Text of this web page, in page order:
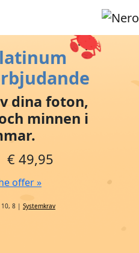
dina foton,
minnen i
€ 49,95
offer »
10, 8 | Systemkrav